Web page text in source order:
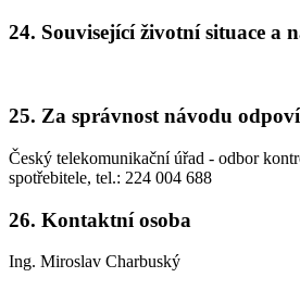
24. Související životní situace a
25. Za správnost návodu
Český telekomunikační úřad - odbor
spotřebitele, tel.: 224 004 688
26. Kontaktní osoba
Ing. Miroslav Charbuský